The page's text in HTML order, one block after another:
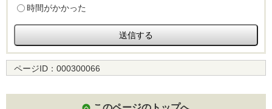
時間がかかった
ページID： 000300066